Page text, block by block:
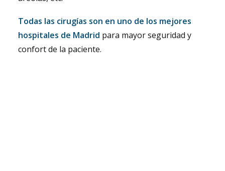
Todas las cirugías son en uno de los mejores
hospitales de Madrid para mayor seguridad y
confort de la paciente.